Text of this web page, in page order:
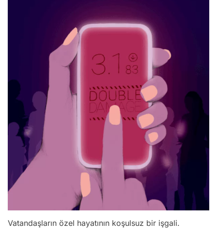
Vatandaşların özel hayatının koşulsuz bir işgali.